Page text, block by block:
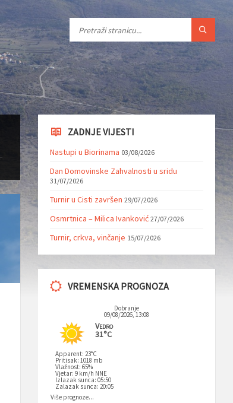
ZADNJE VIJESTI
Nastupi u Biorinama 03/08/2026
Dan Domovinske Zahvalnosti u sridu
31/07/2026
Turnir u Cisti završen 29/07/2026
Osmrtnica – Milica Ivanković 27/07/2026
Turnir, crkva, vinčanje 15/07/2026
VREMENSKA PROGNOZA
Dobranje
09/08/2026, 13:08
Vedro
31°C
Apparent: 23°C
Pritisak: 1018 mb
Vlažnost: 65%
Vjetar: 9 km/h NNE
Izlazak sunca: 05:50
Zalazak sunca: 20:05
Više prognoze...